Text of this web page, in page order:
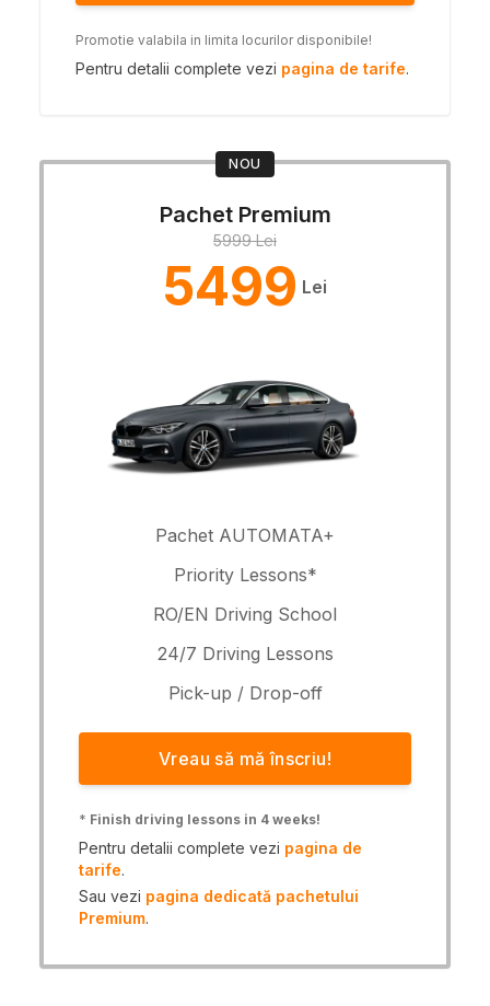
Promotie valabila in limita locurilor disponibile!
Pentru detalii complete vezi pagina de tarife.
NOU
Pachet Premium
5999 Lei
5499 Lei
Pachet AUTOMATA+
Priority Lessons*
RO/EN Driving School
24/7 Driving Lessons
Pick-up / Drop-off
Vreau să mă înscriu!
* Finish driving lessons in 4 weeks!
Pentru detalii complete vezi pagina de
tarife.
Sau vezi pagina dedicată pachetului
Premium.